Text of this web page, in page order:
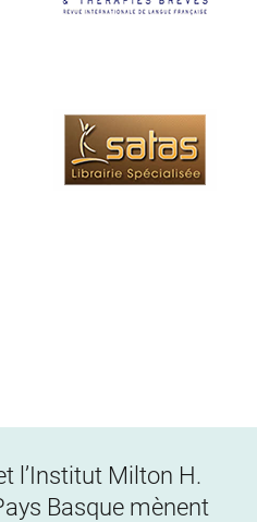
l’Institut Milton H.
Basque mènent